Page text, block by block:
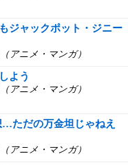
ジャックポット・ジニー
アニメ・マンガ）
よう
アニメ・マンガ）
…ただの万金坦じゃねえ
アニメ・マンガ）